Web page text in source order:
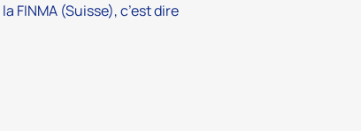
FINMA (Suisse), c’est dire